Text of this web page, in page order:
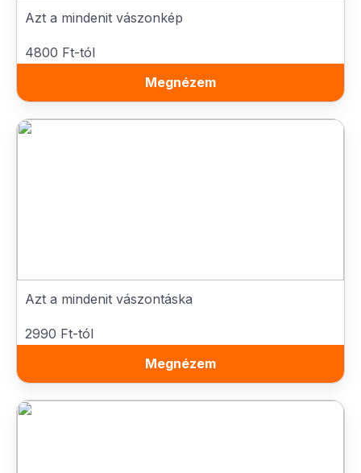
Azt a mindenit vászonkép
4800 Ft-tól
Megnézem
Azt a mindenit vászontáska
2990 Ft-tól
Megnézem